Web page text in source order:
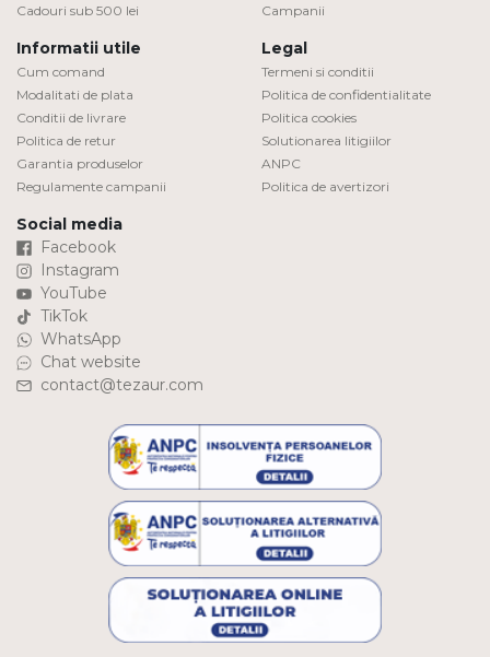
Cadouri sub 500 lei
Campanii
Informatii utile
Cum comand
Modalitati de plata
Conditii de livrare
Politica de retur
Garantia produselor
Regulamente campanii
Legal
Termeni si conditii
Politica de confidentialitate
Politica cookies
Solutionarea litigiilor
ANPC
Politica de avertizori
Social media
Facebook
Instagram
YouTube
TikTok
WhatsApp
Chat website
contact@tezaur.com